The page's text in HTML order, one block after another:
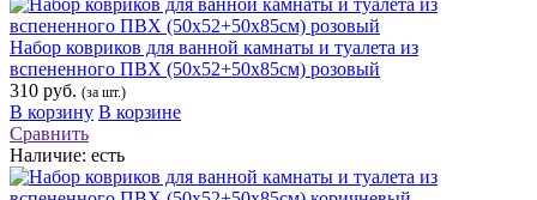
Набор ковриков для ванной камнаты и туалета из
вспененного ПВХ (50х52+50х85см) розовый
310 руб. (за шт.)
В корзину В корзине
Сравнить
Наличие: есть